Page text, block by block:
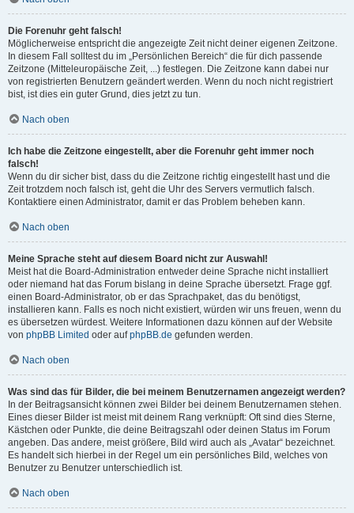
Die Forenuhr geht falsch!
Möglicherweise entspricht die angezeigte Zeit nicht deiner eigenen Zeitzone.
In diesem Fall solltest du im „Persönlichen Bereich“ die für dich passende
Zeitzone (Mitteleuropäische Zeit, ...) festlegen. Die Zeitzone kann dabei nur
von registrierten Benutzern geändert werden. Wenn du noch nicht registriert
bist, ist dies ein guter Grund, dies jetzt zu tun.
Nach oben
Ich habe die Zeitzone eingestellt, aber die Forenuhr geht immer noch
falsch!
Wenn du dir sicher bist, dass du die Zeitzone richtig eingestellt hast und die
Zeit trotzdem noch falsch ist, geht die Uhr des Servers vermutlich falsch.
Kontaktiere einen Administrator, damit er das Problem beheben kann.
Nach oben
Meine Sprache steht auf diesem Board nicht zur Auswahl!
Meist hat die Board-Administration entweder deine Sprache nicht installiert
oder niemand hat das Forum bislang in deine Sprache übersetzt. Frage ggf.
einen Board-Administrator, ob er das Sprachpaket, das du benötigst,
installieren kann. Falls es noch nicht existiert, würden wir uns freuen, wenn du
es übersetzen würdest. Weitere Informationen dazu können auf der Website
von phpBB Limited oder aufphpBB.de gefunden werden.
Nach oben
Was sind das für Bilder, die bei meinem Benutzernamen angezeigt werden?
In der Beitragsansicht können zwei Bilder bei deinem Benutzernamen stehen.
Eines dieser Bilder ist meist mit deinem Rang verknüpft: Oft sind dies Sterne,
Kästchen oder Punkte, die deine Beitragszahl oder deinen Status im Forum
angeben. Das andere, meist größere, Bild wird auch als „Avatar“ bezeichnet.
Es handelt sich hierbei in der Regel um ein persönliches Bild, welches von
Benutzer zu Benutzer unterschiedlich ist.
Nach oben